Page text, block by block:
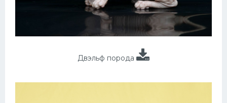
Двэльф порода